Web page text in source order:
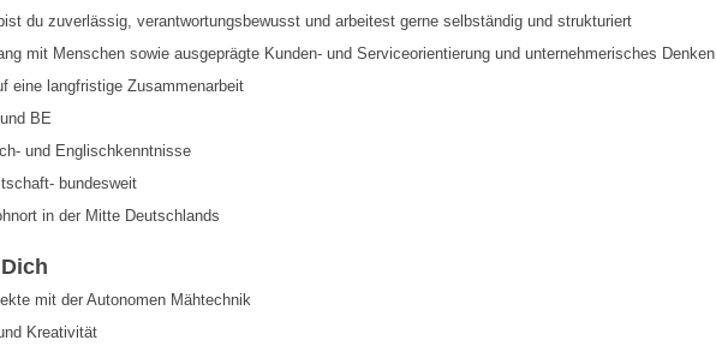
du zuverlässig, verantwortungsbewusst und arbeitest gerne selbständig und strukturiert
mit Menschen sowie ausgeprägte Kunden- und Serviceorientierung und unternehmerisches Denken
eine langfristige Zusammenarbeit
BE
und Englischkenntnisse
bundesweit
in der Mitte Deutschlands
mit der Autonomen Mähtechnik
Kreativität